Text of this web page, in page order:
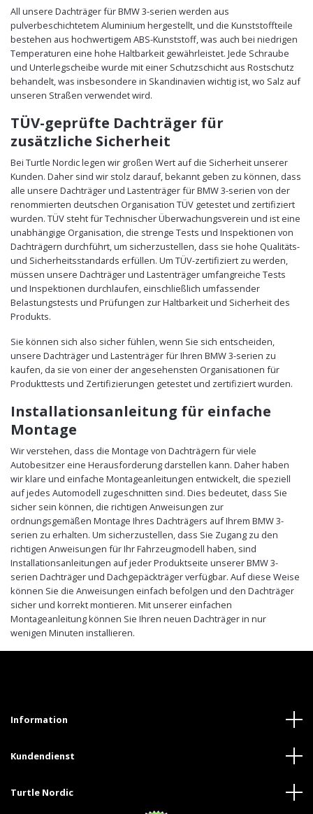
All unsere Dachträger für BMW 3-serien werden aus
pulverbeschichtetem Aluminium hergestellt, und die Kunststoffteile
bestehen aus hochwertigem ABS-Kunststoff, was auch bei niedrigen
Temperaturen eine hohe Haltbarkeit gewährleistet. Jede Schraube
und Unterlegscheibe wurde mit einer Schutzschicht aus Rostschutz
behandelt, was insbesondere in Skandinavien wichtig ist, wo Salz auf
unseren Straßen verwendet wird.
TÜV-geprüfte Dachträger für
zusätzliche Sicherheit
Bei Turtle Nordic legen wir großen Wert auf die Sicherheit unserer
Kunden. Daher sind wir stolz darauf, bekannt geben zu können, dass
alle unsere Dachträger und Lastenträger für BMW 3-serien von der
renommierten deutschen Organisation TÜV getestet und zertifiziert
wurden. TÜV steht für Technischer Überwachungsverein und ist eine
unabhängige Organisation, die strenge Tests und Inspektionen von
Dachträgern durchführt, um sicherzustellen, dass sie hohe Qualitäts-
und Sicherheitsstandards erfüllen. Um TÜV-zertifiziert zu werden,
müssen unsere Dachträger und Lastenträger umfangreiche Tests
und Inspektionen durchlaufen, einschließlich umfassender
Belastungstests und Prüfungen zur Haltbarkeit und Sicherheit des
Produkts.
Sie können sich also sicher fühlen, wenn Sie sich entscheiden,
unsere Dachträger und Lastenträger für Ihren BMW 3-serien zu
kaufen, da sie von einer der angesehensten Organisationen für
Produkttests und Zertifizierungen getestet und zertifiziert wurden.
Installationsanleitung für einfache
Montage
Wir verstehen, dass die Montage von Dachträgern für viele
Autobesitzer eine Herausforderung darstellen kann. Daher haben
wir klare und einfache Montageanleitungen entwickelt, die speziell
auf jedes Automodell zugeschnitten sind. Dies bedeutet, dass Sie
sicher sein können, die richtigen Anweisungen zur
ordnungsgemäßen Montage Ihres Dachträgers auf Ihrem BMW 3-
serien zu erhalten. Um sicherzustellen, dass Sie Zugang zu den
richtigen Anweisungen für Ihr Fahrzeugmodell haben, sind
Installationsanleitungen auf jeder Produktseite unserer BMW 3-
serien Dachträger und Dachgepäckträger verfügbar. Auf diese Weise
können Sie die Anweisungen einfach befolgen und den Dachträger
sicher und korrekt montieren. Mit unserer einfachen
Montageanleitung können Sie Ihren neuen Dachträger in nur
wenigen Minuten installieren.
Information
Kundendienst
Turtle Nordic